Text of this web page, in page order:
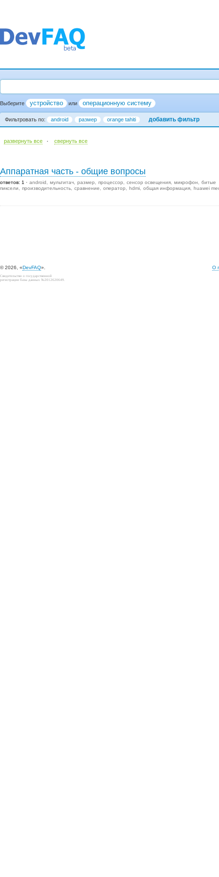
Выберите устройство или операционную систему
Фильтровать по: android размер orange tahiti добавить фильтр
развернуть все · cвернуть все
Аппаратная часть - общие вопросы
ответов: 1 android мультитач размер процессор сенсор освещения микрофон
битые
пиксели
производительность сравнение оператор hdmi общая информация huawei
© 2026, «DevFAQ». О
Свидетельство о государственной
регистрации базы данных №2012620649.